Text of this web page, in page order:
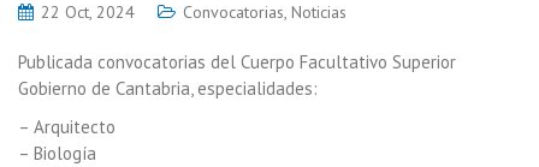
22 Oct, 2024 Convocatorias, Noticias
Publicada convocatorias del Cuerpo Facultativo Superior
Gobierno de Cantabria, especialidades:
– Arquitecto
– Biología